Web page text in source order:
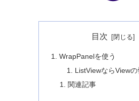
目次
WrapPanelを使う
ListViewならView
関連記事